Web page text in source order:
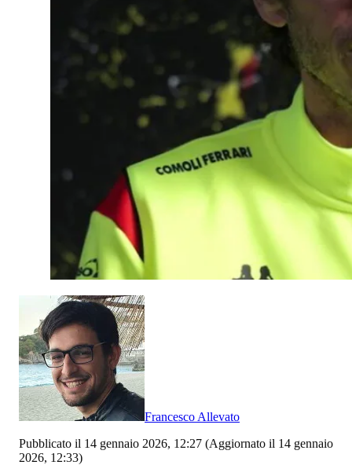
Francesco Allevato
Pubblicato il 14 gennaio 2026, 12:27 (Aggiornato il 14 gennaio
2026, 12:33)